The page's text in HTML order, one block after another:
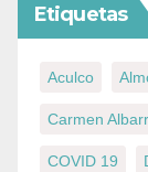
Etiquetas
Aculco
Carmen
COVID 19